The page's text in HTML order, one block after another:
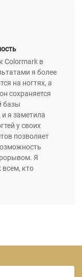
Colormark в
я более
на ногтях, а
сохраняется
базы
я заметила
у своих
позволяет
Я
всем, кто